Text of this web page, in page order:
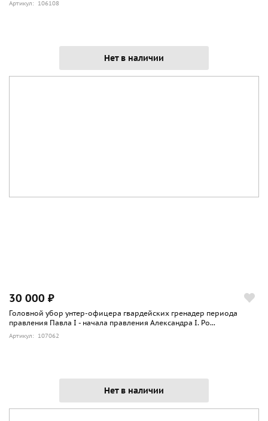
Артикул: 106108
Нет в наличии
30 000 ₽
Головной убор унтер-офицера гвардейских гренадер периода
правления Павла I - начала правления Александра I. Ро...
Артикул: 107062
Нет в наличии